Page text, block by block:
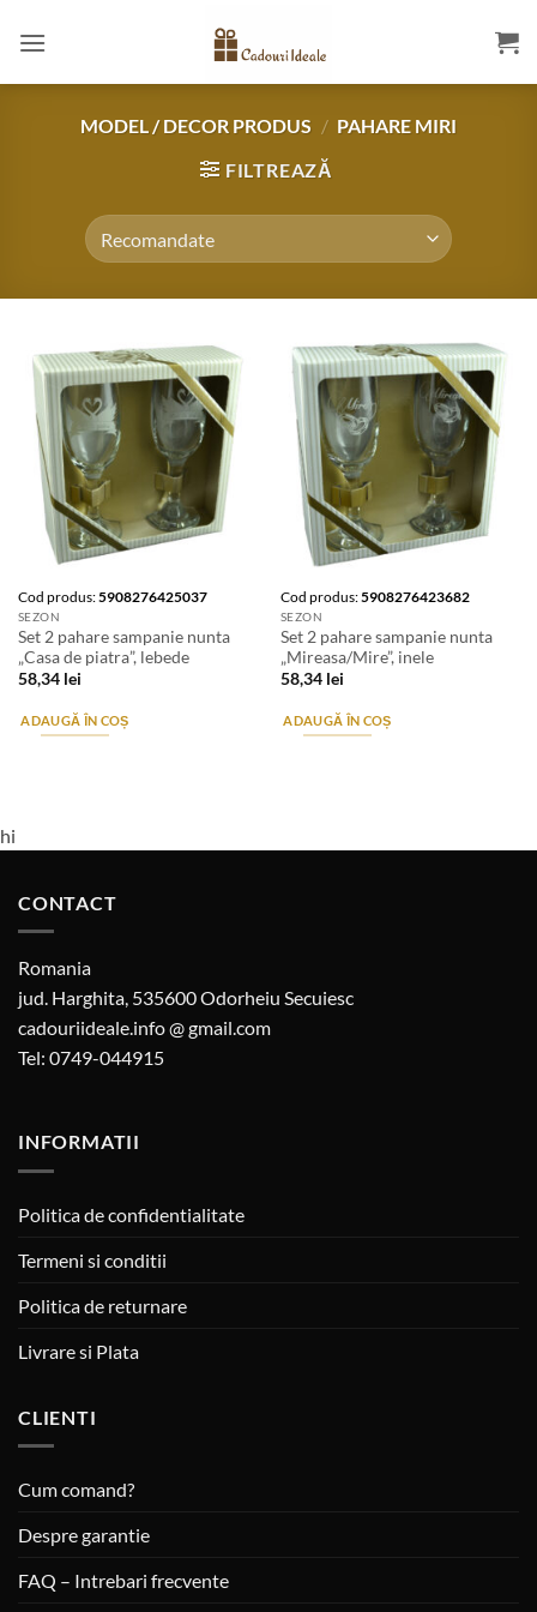
MODEL / DECOR PRODUS / PAHARE MIRI
FILTREAZĂ
Cod produs:5908276425037
SEZON
Set 2 pahare sampanie nunta
„Casa de piatra”, lebede
58,34 lei
ADAUGĂ ÎN COȘ
Cod produs:5908276423682
SEZON
Set 2 pahare sampanie nunta
„Mireasa/Mire”, inele
58,34 lei
ADAUGĂ ÎN COȘ
hi
CONTACT
Romania
jud. Harghita, 535600 Odorheiu Secuiesc
cadouriideale.info @ gmail.com
Tel: 0749-044915
INFORMATII
Politica de confidentialitate
Termeni si conditii
Politica de returnare
Livrare si Plata
CLIENTI
Cum comand?
Despre garantie
FAQ – Intrebari frecvente